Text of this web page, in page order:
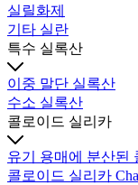
실릴화제
기타 실란
특수 실록산
이중 말단 실록산
수소 실록산
콜로이드 실리카
유기 용매에 분산된
콜로이드 실리카